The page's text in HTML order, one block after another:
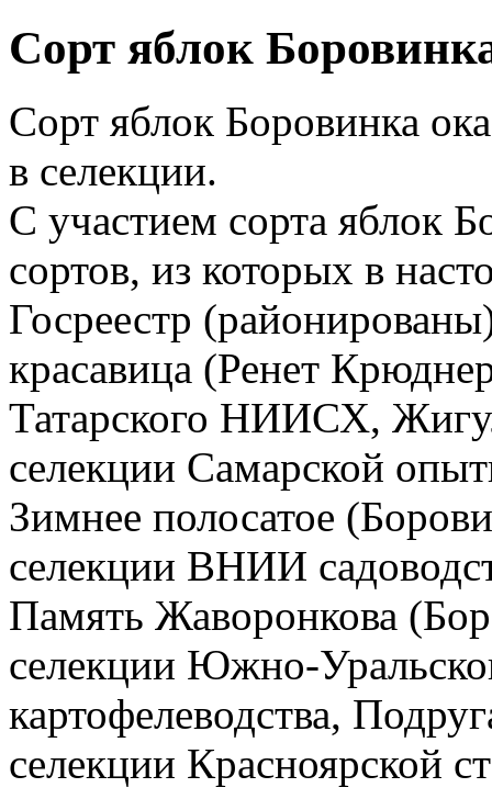
Сорт яблок
Сорт яблок Боровинка
в селекции.
С участием сорта яблок
сортов, из которых в
Госреестр
красавица (Ренет
Татарского НИИСХ,
селекции Самарской
Зимнее полосатое
селекции ВНИИ
Память Жаворонкова
селекции Южно-
картофелеводства,
селекции Красноярской